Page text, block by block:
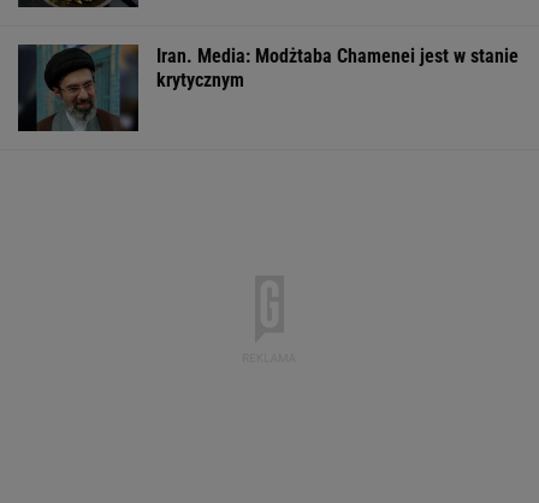
Iran. Media: Modżtaba Chamenei jest w stanie
krytycznym